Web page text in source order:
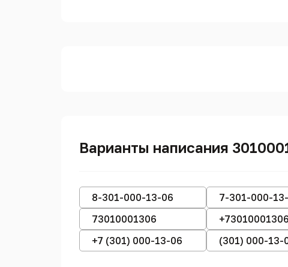
Варианты написания
8-301-000-13-06 7-301-000-
73010001306
+73010001306
+7 (301) 000-13-06
(301) 000-13-